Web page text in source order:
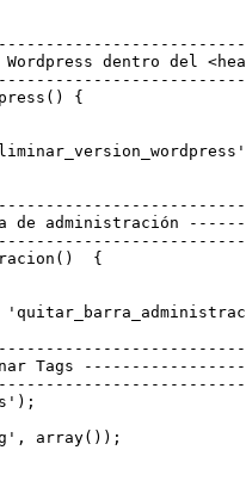
dentro del
{
administración
{
Tags
array());